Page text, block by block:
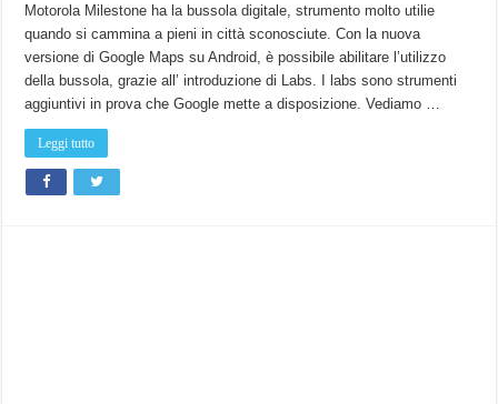
Motorola Milestone ha la bussola digitale, strumento molto utilie
quando si cammina a pieni in città sconosciute. Con la nuova
versione di Google Maps su Android, è possibile abilitare l’utilizzo
della bussola, grazie all’ introduzione di Labs. I labs sono strumenti
aggiuntivi in prova che Google mette a disposizione. Vediamo …
Leggi tutto